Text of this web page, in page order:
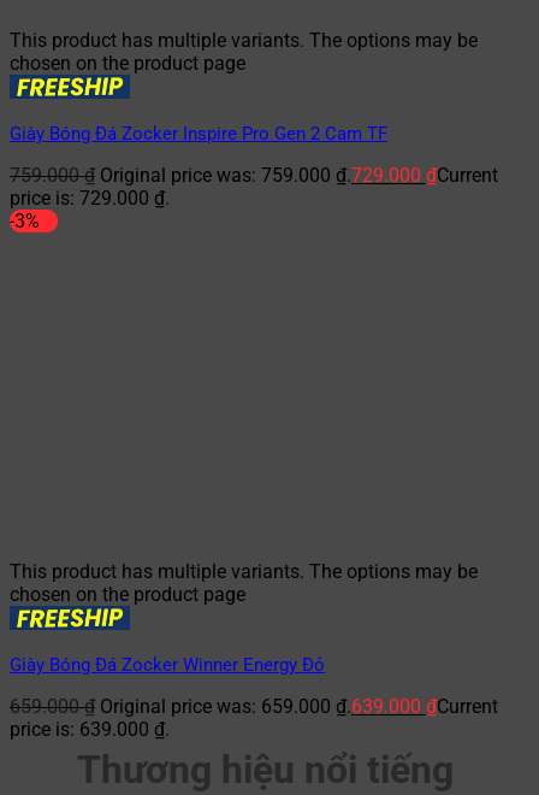
This product has multiple variants. The options may be
chosen on the product page
Giày Bóng Đá Zocker Inspire Pro Gen 2 Cam TF
759.000₫ Original price was: 759.000 ₫.729.000 ₫Current
price is: 729.000 ₫.
-3%
This product has multiple variants. The options may be
chosen on the product page
Giày Bóng Đá Zocker Winner Energy Đỏ
659.000₫ Original price was: 659.000 ₫.639.000 ₫Current
price is: 639.000 ₫.
Thương hiệu nổi tiếng